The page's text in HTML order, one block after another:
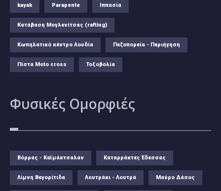
kayak Parapente Ιππασία
Κατάβαση Μογλενίτσας (rafting)
Κωπηλατικό κέντρο Λουδία Πεζοπορεία - Περιήγηση
Πίστα Moto cross Τοξοβολία
Φυσικές Ομορφιές
Βόρρας - Καϊμάκτσαλαν Καταρράκτες Έδεσσας
Λίμνη Βεγορίτιδα Λουτράκι - Λουτρά Μαύρο Δάσος